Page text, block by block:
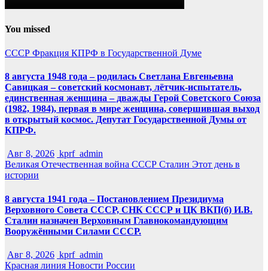
You missed
СССР Фракция КПРФ в Государственной Думе
8 августа 1948 года – родилась Светлана Евгеньевна
Савицкая – советский космонавт, лётчик-испытатель,
единственная женщина – дважды Герой Советского Союза
(1982, 1984), первая в мире женщина, совершившая выход
в открытый космос. Депутат Государственной Думы от
КПРФ.
Авг 8, 2026 kprf_admin
Великая Отечественная война СССР Сталин Этот день в
истории
8 августа 1941 года – Постановлением Президиума
Верховного Совета СССР, СНК СССР и ЦК ВКП(б) И.В.
Сталин назначен Верховным Главнокомандующим
Вооружёнными Силами СССР.
Авг 8, 2026 kprf_admin
Красная линия Новости России